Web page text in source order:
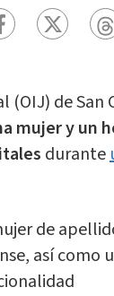
(OIJ) de San
mujer y un
durante
de
así como